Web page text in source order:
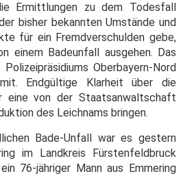
Ermittlungen zu dem Todesfall
bisher bekannten Umstände und
für ein Fremdverschulden gebe,
einem Badeunfall ausgehen. Das
Oberbayern-Nord
Endgültige Klarheit über die
eine von der Staatsanwaltschaft
des Leichnams bringen.
Bade-Unfall war es gestern
im Landkreis Fürstenfeldbruck
76-jähriger Mann aus Emmering